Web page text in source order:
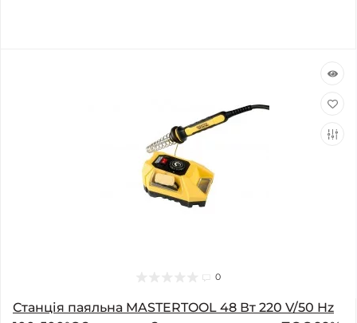
0
Станція паяльна MASTERTOOL 48 Вт 220 V/50 Hz